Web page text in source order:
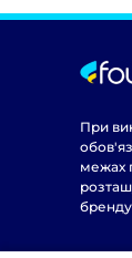
При
межах